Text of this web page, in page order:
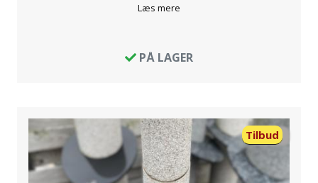
Læs mere
PÅ LAGER
Tilbud